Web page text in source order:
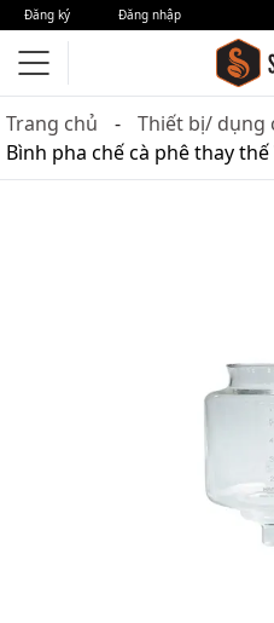
Đăng ký Đăng nhập
Trang chủ
Thiết bị/ dụng
Bình pha chế cà phê thay